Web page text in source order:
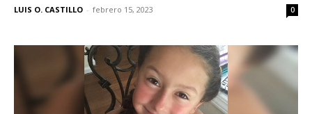
LUIS O. CASTILLO - febrero 15, 2023 0